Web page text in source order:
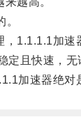
加速
快速，无
加速器绝对